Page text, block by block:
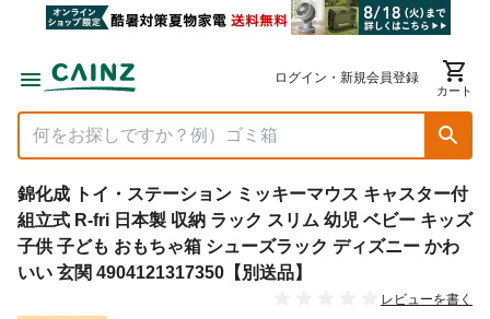
ログイン・新規会員登録
カート
錦化成 トイ・ステーション ミッキーマウス キャスター付
組立式 R-fri 日本製 収納 ラック スリム 幼児 ベビー キッズ
子供 子ども おもちゃ箱 シューズラック ディズニー かわ
いい 玄関 4904121317350【別送品】
レビューを書く